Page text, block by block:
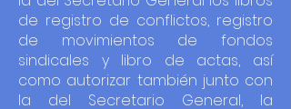
de registro de conflictos, registro
de movimientos de fondos
sindicales y libro de actas, así
como autorizar también junto con
la del Secretario General, la